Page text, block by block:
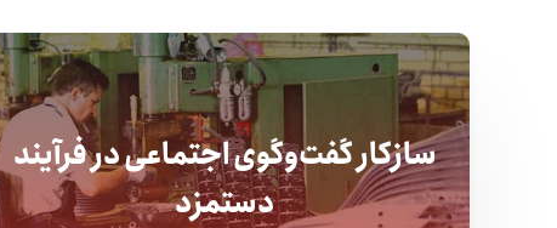
سازکار گفت‌وگوی اجتماعی در فرآیند
دستمزد